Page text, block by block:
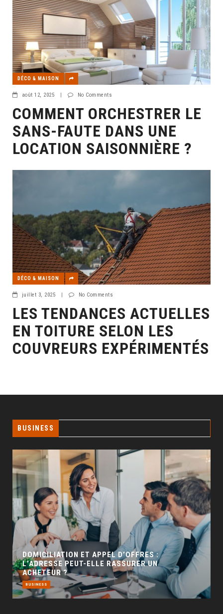
DÉCO & MAISON
août 12, 2025 | No Comments
COMMENT ORCHESTRER LE
SANS-FAUTE DANS UNE
LOCATION SAISONNIÈRE ?
DÉCO & MAISON
juillet 3, 2025 | No Comments
LES TENDANCES ACTUELLES
EN TOITURE SELON LES
COUVREURS EXPÉRIMENTÉS
BUSINESS
GÉO SEO : UN LEVIER INCONTOURNABLE POUR
LA VISIBILITÉ LOCALE
BUSINESS